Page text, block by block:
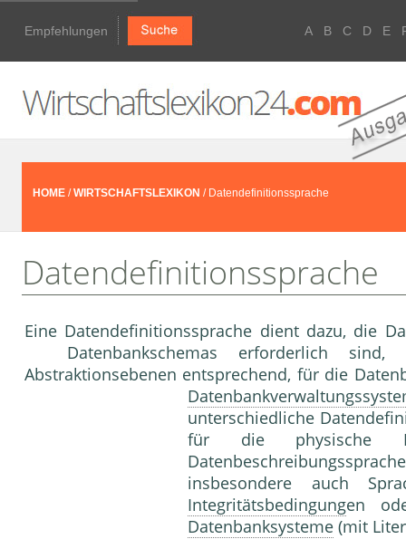
Empfehlungen A B C D E
HOME /WIRTSCHAFTSLEXIKON / Datendefinitionssprache
Datendefinitionssprache
Eine Datendefinitionssprache dient dazu, die
Daten­bankschemas erforderlich sind,
Abstraktionsebenen entspre­chend, für die
unterschiedliche
für die physische
insbesondere auch
Integritätsbedingungen
Datenbanksysteme (mit